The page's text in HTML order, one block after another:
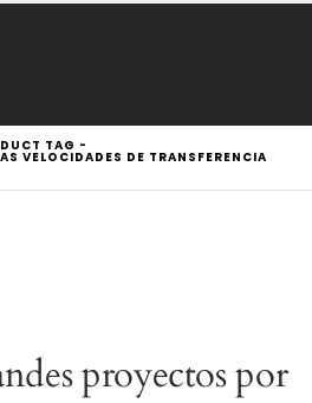
TAG -
VELOCIDADES DE TRANSFERENCIA
proyectos por